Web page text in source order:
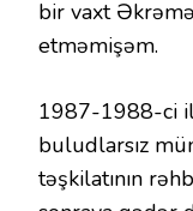
bir vaxt
etməmişəm.
1987-1988-ci
buludlarsız
təşkilatının